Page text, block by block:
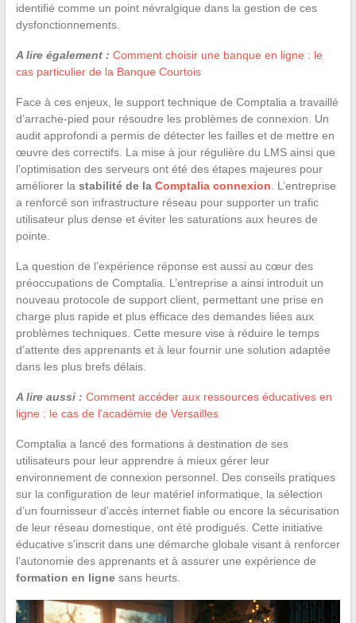
identifié comme un point névralgique dans la gestion de ces
dysfonctionnements.
A lire également : Comment choisir une banque en ligne : le
cas particulier de la Banque Courtois
Face à ces enjeux, le support technique de Comptalia a travaillé
d’arrache-pied pour résoudre les problèmes de connexion. Un
audit approfondi a permis de détecter les failles et de mettre en
œuvre des correctifs. La mise à jour régulière du LMS ainsi que
l’optimisation des serveurs ont été des étapes majeures pour
améliorer la stabilité de la Comptalia connexion . L’entreprise
a renforcé son infrastructure réseau pour supporter un trafic
utilisateur plus dense et éviter les saturations aux heures de
pointe.
La question de l’expérience réponse est aussi au cœur des
préoccupations de Comptalia. L’entreprise a ainsi introduit un
nouveau protocole de support client, permettant une prise en
charge plus rapide et plus efficace des demandes liées aux
problèmes techniques. Cette mesure vise à réduire le temps
d’attente des apprenants et à leur fournir une solution adaptée
dans les plus brefs délais.
A lire aussi : Comment accéder aux ressources éducatives en
ligne : le cas de l'académie de Versailles
Comptalia a lancé des formations à destination de ses
utilisateurs pour leur apprendre à mieux gérer leur
environnement de connexion personnel. Des conseils pratiques
sur la configuration de leur matériel informatique, la sélection
d’un fournisseur d’accès internet fiable ou encore la sécurisation
de leur réseau domestique, ont été prodigués. Cette initiative
éducative s’inscrit dans une démarche globale visant à renforcer
l’autonomie des apprenants et à assurer une expérience de
formation en lignesans heurts.